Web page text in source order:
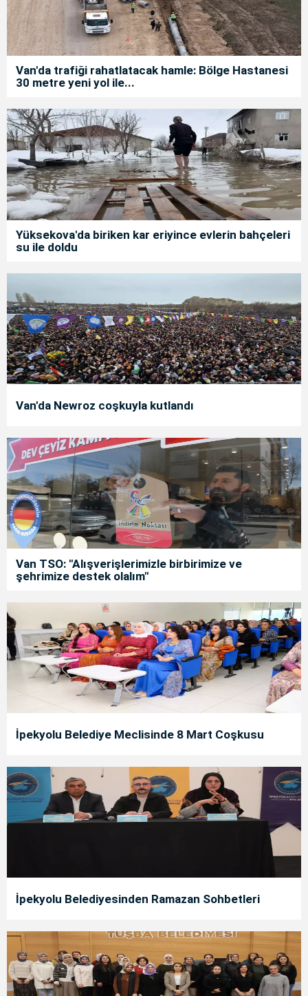
Van'da trafiği rahatlatacak hamle: Bölge Hastanesi
30 metre yeni yol ile...
Yüksekova'da biriken kar eriyince evlerin bahçeleri
su ile doldu
Van'da Newroz coşkuyla kutlandı
Van TSO: "Alışverişlerimizle birbirimize ve
şehrimize destek olalım"
İpekyolu Belediye Meclisinde 8 Mart Coşkusu
İpekyolu Belediyesinden Ramazan Sohbetleri